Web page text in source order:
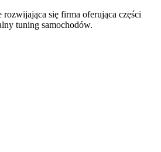
się firma oferująca części
tuning samochodów.